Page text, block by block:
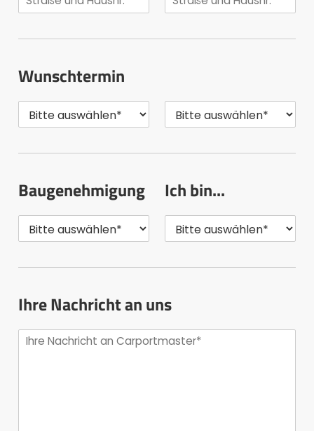
Wunschtermin
Baugenehmigung Ich bin...
Ihre Nachricht an uns